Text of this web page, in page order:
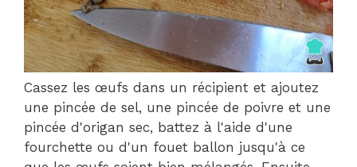
Cassez les œufs dans un récipient et ajoutez
une pincée de sel, une pincée de poivre et une
pincée d'origan sec, battez à l'aide d'une
fourchette ou d'un fouet ballon jusqu'à ce